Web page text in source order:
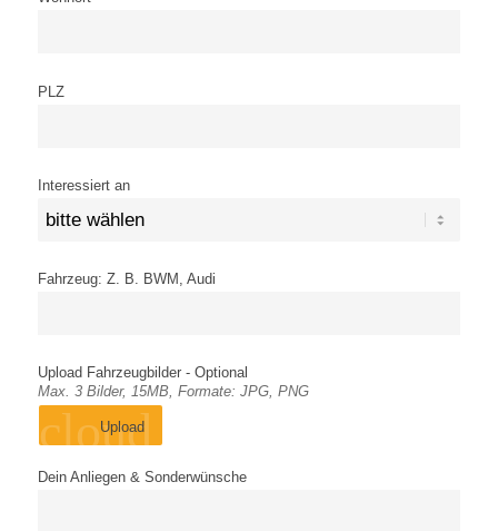
PLZ
Interessiert an
Fahrzeug: Z. B. BWM, Audi
Upload Fahrzeugbilder - Optional
Max. 3 Bilder, 15MB, Formate: JPG, PNG
cloud_upload
Upload
Dein Anliegen & Sonderwünsche